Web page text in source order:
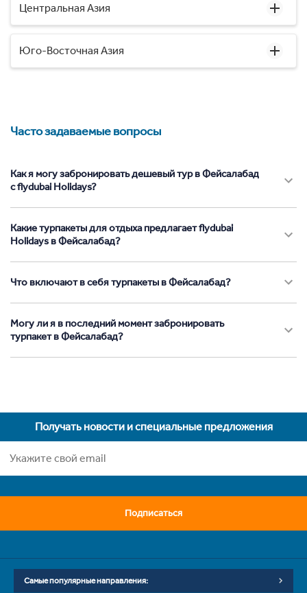
Центральная Азия
Юго-Восточная Азия
Часто задаваемые вопросы
Как я могу забронировать дешевый тур в Фейсалабад
с flydubai Holidays?
Какие турпакеты для отдыха предлагает flydubai
Holidays в Фейсалабад?
Что включают в себя турпакеты в Фейсалабад?
Могу ли я в последний момент забронировать
турпакет в Фейсалабад?
Получать новости и специальные предложения
Подписаться
Самые популярные направления: